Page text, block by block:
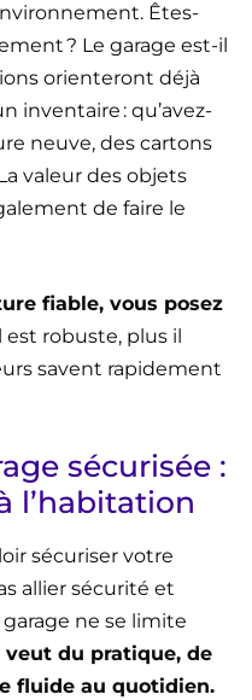
Êtes-
? Le garage est-il
orienteront déjà
inventaire : qu’avez-
neuve, des cartons
valeur des objets
de faire le
fiable, vous posez
est robuste, plus il
savent rapidement
sécurisée :
l’habitation
sécuriser votre
allier sécurité et
ne se limite
veut du pratique, de
fluide au quotidien.